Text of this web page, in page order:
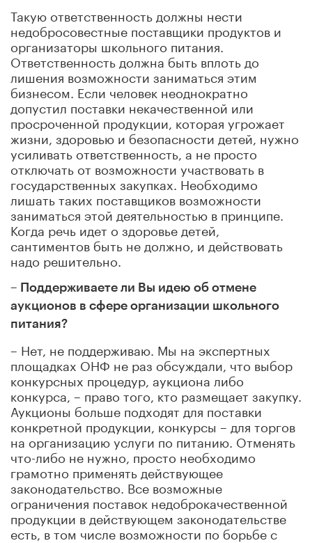
Такую ответственность должны нести
недобросовестные поставщики продуктов и
организаторы школьного питания.
Ответственность должна быть вплоть до
лишения возможности заниматься этим
бизнесом. Если человек неоднократно
допустил поставки некачественной или
просроченной продукции, которая угрожает
жизни, здоровью и безопасности детей, нужно
усиливать ответственность, а не просто
отключать от возможности участвовать в
государственных закупках. Необходимо
лишать таких поставщиков возможности
заниматься этой деятельностью в принципе.
Когда речь идет о здоровье детей,
сантиментов быть не должно, и действовать
надо решительно.
– Поддерживаете ли Вы идею об отмене
аукционов в сфере организации школьного
питания?
– Нет, не поддерживаю. Мы на экспертных
площадках ОНФ не раз обсуждали, что выбор
конкурсных процедур, аукциона либо
конкурса, – право того, кто размещает закупку.
Аукционы больше подходят для поставки
конкретной продукции, конкурсы – для торгов
на организацию услуги по питанию. Отменять
что-либо не нужно, просто необходимо
грамотно применять действующее
законодательство. Все возможные
ограничения поставок недоброкачественной
продукции в действующем законодательстве
есть, в том числе возможности по борьбе с